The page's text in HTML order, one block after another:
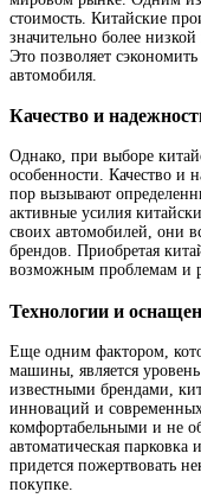
стоимость. Китайские
значительно более
Это позволяет
автомобиля.
Качество и
Однако, при выборе
особенности. Качество и
пор вызывают
активные усилия
своих автомобилей, они
брендов. Приобретая
возможным проблемам и
Технологии и
Еще одним фактором,
машины, является
известными брендами,
инноваций и
комфортабельными и не
автоматическая
придется пожертвовать
покупке.